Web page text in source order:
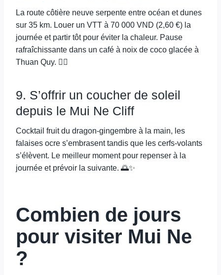
La route côtière neuve serpente entre océan et dunes
sur 35 km. Louer un VTT à 70 000 VND (2,60 €) la
journée et partir tôt pour éviter la chaleur. Pause
rafraîchissante dans un café à noix de coco glacée à
Thuan Quy. 🚴‍♂️
9. S’offrir un coucher de soleil
depuis le Mui Ne Cliff
Cocktail fruit du dragon-gingembre à la main, les
falaises ocre s’embrasent tandis que les cerfs-volants
s’élèvent. Le meilleur moment pour repenser à la
journée et prévoir la suivante. 🌅✨
Combien de jours
pour visiter Mui Ne
?